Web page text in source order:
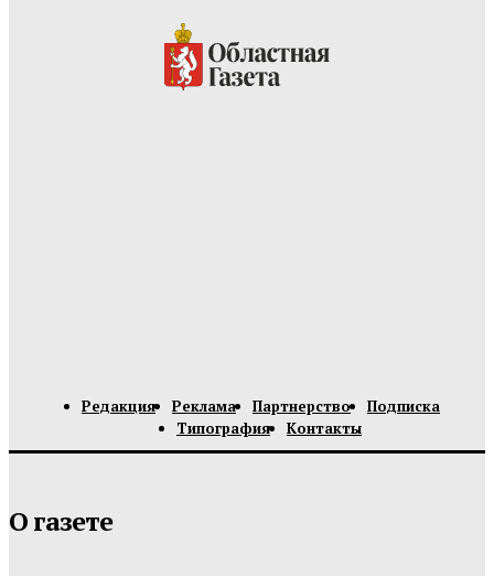
Редакция Реклама Партнерство
Подписка
Типография
Контакты
О газете